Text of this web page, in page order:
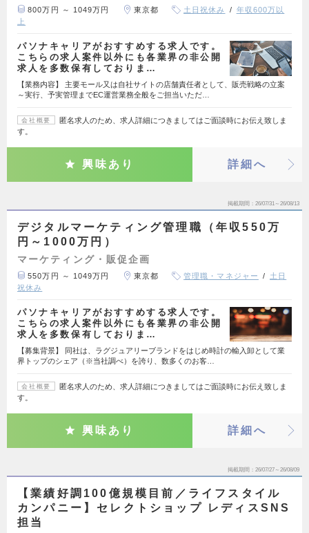
800万円 ～ 1049万円 東京都 土日祝休み
年収600万以
上
パソナキャリアがおすすめする求人です。
こちらの求人案件以外にも各業界の非公開
求人を多数保有しておりま…
【業務内容】 主要モール又は自社サイトの店舗責任者として、販売戦略の立案
～実行、予実管理までEC運営業務全般をご担当いただ…
会社概要
匿名求人のため、求人詳細につきましてはご面談時にお伝え致しま
す。
興味あり 詳細へ
掲載期間 26/07/31～26/08/13
デジタルマーケティング管理職（年収550万
円～1000万円）
マーケティング・販促企画
550万円 ～ 1049万円 東京都 管理職・マネジャー
土日
祝休み
パソナキャリアがおすすめする求人です。
こちらの求人案件以外にも各業界の非公開
求人を多数保有しておりま…
【募集背景】 同社は、ラグジュアリーブランドをはじめ時計の輸入卸として業
界トップのシェア（※当社調べ）を誇り、数多くのお客…
会社概要
匿名求人のため、求人詳細につきましてはご面談時にお伝え致しま
す。
興味あり 詳細へ
掲載期間 26/07/27～26/08/09
【業績好調100億規模目前／ライフスタイル
カンパニー】セレクトショップ レディスSNS
担当